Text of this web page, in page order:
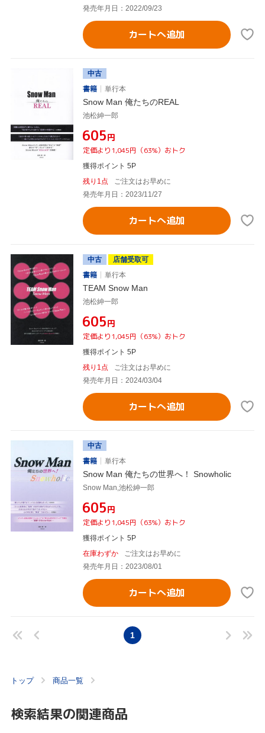
発売年月日：2022/09/23
カートへ追加
中古
書籍
単行本
Snow Man 俺たちのREAL
池松紳一郎
¥605円
定価より1,045円（63%）おトク
獲得ポイント 5P
残り1点
ご注文はお早めに
発売年月日：2023/11/27
カートへ追加
中古
店舗受取可
書籍
単行本
TEAM Snow Man
池松紳一郎
¥605円
定価より1,045円（63%）おトク
獲得ポイント 5P
残り1点
ご注文はお早めに
発売年月日：2024/03/04
カートへ追加
中古
書籍
単行本
Snow Man 俺たちの世界へ！ Snowholic
Snow Man,池松紳一郎
¥605円
定価より1,045円（63%）おトク
獲得ポイント 5P
在庫わずか
ご注文はお早めに
発売年月日：2023/08/01
カートへ追加
1
トップ 商品一覧
検索結果の関連商品